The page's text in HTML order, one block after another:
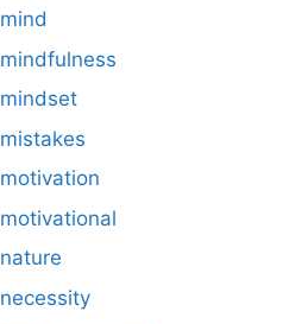
mind
mindfulness
mindset
mistakes
motivation
motivational
nature
necessity